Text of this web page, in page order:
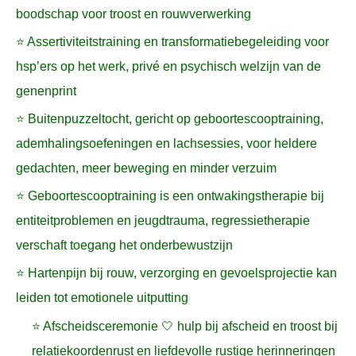
boodschap voor troost en rouwverwerking
⭐ Assertiviteitstraining en transformatiebegeleiding voor
hsp’ers op het werk, privé en psychisch welzijn van de
genenprint
⭐ Buitenpuzzeltocht, gericht op geboortescooptraining,
ademhalingsoefeningen en lachsessies, voor heldere
gedachten, meer beweging en minder verzuim
⭐ Geboortescooptraining is een ontwakingstherapie bij
entiteitproblemen en jeugdtrauma, regressietherapie
verschaft toegang het onderbewustzijn
⭐ Hartenpijn bij rouw, verzorging en gevoelsprojectie kan
leiden tot emotionele uitputting
⭐ Afscheidsceremonie 🤍 hulp bij afscheid en troost bij
relatiekoordenrust en liefdevolle rustige herinneringen